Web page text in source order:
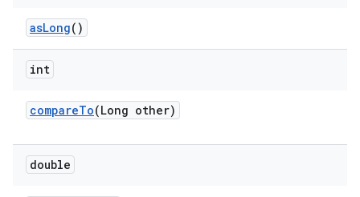
asLong()
int
compareTo(Long other)
double